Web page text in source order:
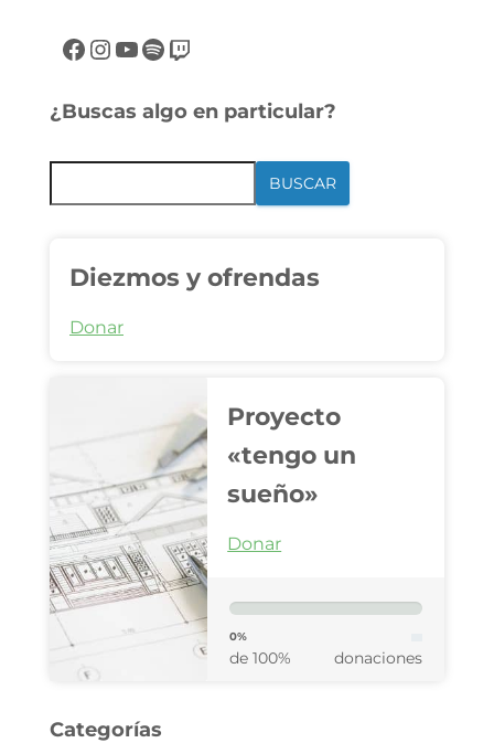
¿Buscas algo en particular?
BUSCAR
Diezmos y ofrendas
Donar
Proyecto
«tengo un
sueño»
Donar
0%
de 100% donaciones
Categorías